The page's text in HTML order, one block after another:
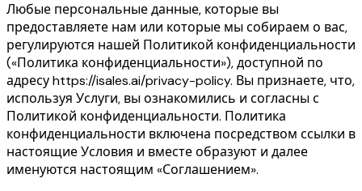
Любые персональные данные, которые вы
предоставляете нам или которые мы собираем о вас,
регулируются нашей Политикой конфиденциальности
(«Политика конфиденциальности»), доступной по
адресу https://isales.ai/privacy-policy. Вы признаете, что,
используя Услуги, вы ознакомились и согласны с
Политикой конфиденциальности. Политика
конфиденциальности включена посредством ссылки в
настоящие Условия и вместе образуют и далее
именуются настоящим «Соглашением».